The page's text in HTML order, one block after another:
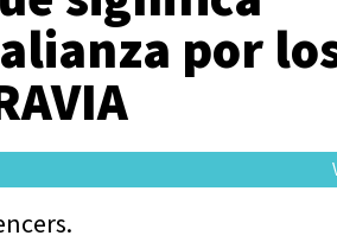
por